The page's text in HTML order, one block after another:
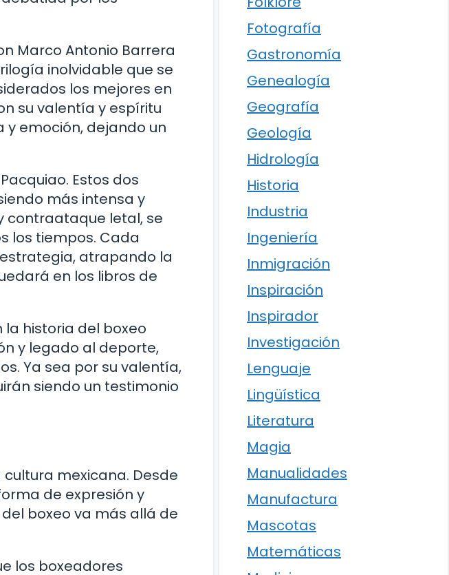
Marco Antonio Barrera
inolvidable que se
los mejores en
su valentía y espíritu
emoción, dejando un
Estos dos
más intensa y
contraataque letal, se
los tiempos. Cada
atrapando la
en los libros de
historia del boxeo
y legado al deporte,
Ya sea por su valentía,
siendo un testimonio
mexicana. Desde
de expresión y
boxeo va más allá de
los boxeadores
Fotografía
Gastronomía
Genealogía
Geografía
Geología
Hidrología
Historia
Industria
Ingeniería
Inmigración
Inspiración
Inspirador
Investigación
Lenguaje
Lingüística
Literatura
Magia
Manualidades
Manufactura
Mascotas
Matemáticas